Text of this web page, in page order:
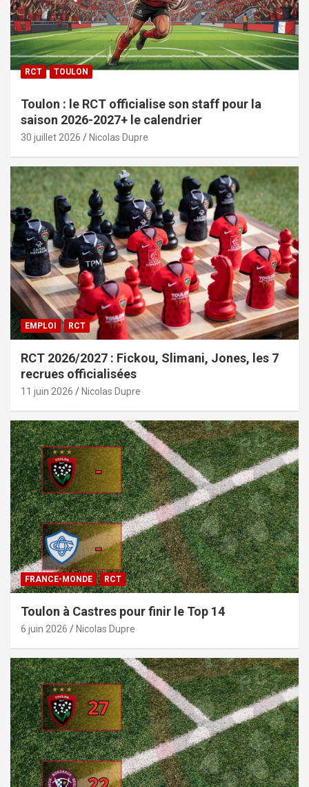
RCT TOULON
Toulon : le RCT officialise son staff pour la
saison 2026-2027+ le calendrier
30 juillet 2026 Nicolas Dupre
EMPLOI RCT
RCT 2026/2027 : Fickou, Slimani, Jones, les 7
recrues officialisées
11 juin 2026 Nicolas Dupre
FRANCE-MONDE RCT
Toulon à Castres pour finir le Top 14
6 juin 2026 Nicolas Dupre